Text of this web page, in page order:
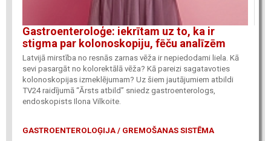
Gastroenteroloģe: iekrītam uz to, ka ir
stigma par kolonoskopiju, fēču analīzēm
Latvijā mirstība no resnās zarnas vēža ir nepiedodami liela. Kā
sevi pasargāt no kolorektālā vēža? Kā pareizi sagatavoties
kolonoskopijas izmeklējumam? Uz šiem jautājumiem atbildi
TV24 raidījumā “Ārsts atbild” sniedz gastroenterologs,
endoskopists Ilona Vilkoite.
GASTROENTEROLOĢIJA / GREMOŠANAS SISTĒMA